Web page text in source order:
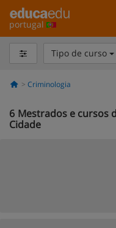
portugal
Tipo de curso
Criminologia
6 Mestrados e cursos
Cidade